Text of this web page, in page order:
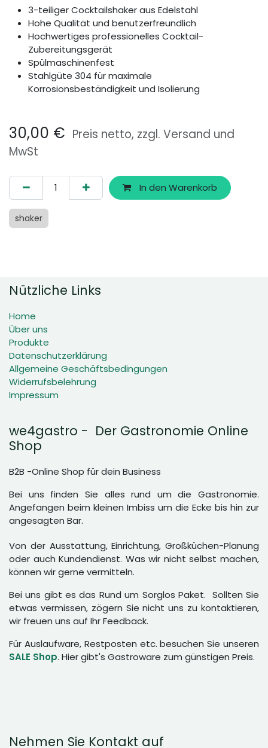
3-teiliger Cocktailshaker aus Edelstahl
Hohe Qualität und benutzerfreundlich
Hochwertiges professionelles Cocktail-
Zubereitungsgerät
Spülmaschinenfest
Stahlgüte 304 für maximale
Korrosionsbeständigkeit und Isolierung
30,00 € Preis netto, zzgl. Versand und
MwSt
In den Warenkorb
shaker
Nützliche Links
Home
Über uns
Produkte
Datenschutzerklärung
Allgemeine Geschäftsbedingungen
Widerrufsbelehrung
Impressum
we4gastro - Der Gastronomie Online
Shop
B2B -Online Shop für dein Business
Bei uns finden Sie alles rund um die Gastronomie.
Angefangen beim kleinen Imbiss um die Ecke bis hin zur
angesagten Bar.
Von der Ausstattung, Einrichtung, Großküchen-Planung
oder auch Kundendienst. Was wir nicht selbst machen,
können wir gerne vermitteln.
Bei uns gibt es das Rund um Sorglos Paket. Sollten Sie
etwas vermissen, zögern Sie nicht uns zu kontaktieren,
wir freuen uns auf Ihr Feedback.
Für Auslaufware, Restposten etc. besuchen Sie unseren
SALE Shop. Hier gibt's Gastroware zum günstigen Preis.
Nehmen Sie Kontakt auf